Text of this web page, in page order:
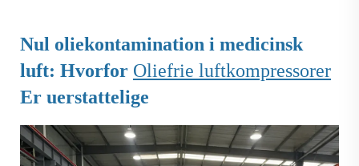
Nul oliekontamination i medicinsk
luft: Hvorfor Oliefrie luftkompressorer
Er uerstattelige